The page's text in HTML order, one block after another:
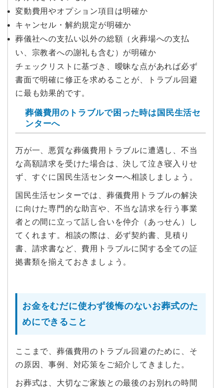
変動費用やオプション項目は明確か
キャンセル・解約規定が明確か
葬儀社への支払い以外の総額（火葬場への支払
い、宗教者への謝礼も含む）が明確か
チェックリストに基づき、曖昧な点があれば必ず
書面で明確に修正を求めることが、トラブル回避
に最も効果的です。
葬儀費用のトラブルで困った時は国民生活セ
ンターへ
万が一、悪質な葬儀費用トラブルに遭遇し、不当
な高額請求を受けた場合は、決して泣き寝入りせ
ず、すぐに国民生活センターへ相談しましょう。
国民生活センターでは、葬儀費用トラブルの解決
に向けた専門的な助言や、不当な請求を行う事業
者との間に立って話し合いを仲介（あっせん）し
てくれます。相談の際は、必ず契約書、見積り
書、請求書など、費用トラブルに関する全ての証
拠書類を揃えておきましょう。
お金をむだに使わず後悔のないお葬式のた
めにできること
ここまで、葬儀費用のトラブル回避のために、そ
の原因、事例、対応策をご紹介してきました。
お葬式は、大切なご家族との最後のお別れの時間